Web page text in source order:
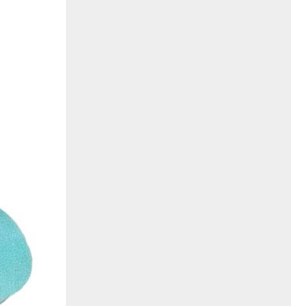
pueden establecer estas cookies en nuestro sitio web.
y proporcionarte publicidad relevante en otros sitios web.
dirigida.